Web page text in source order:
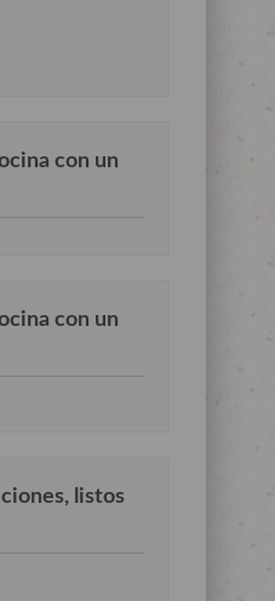
con un
con un
listos